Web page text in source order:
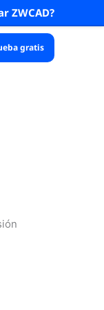
ZWCAD?
gratis